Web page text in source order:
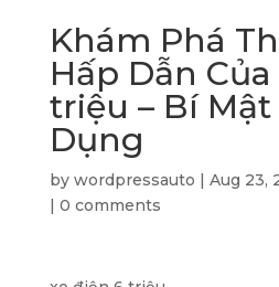
Khám Phá
Hấp Dẫn
triệu – Bí Mật
Dụng
by wordpressauto | Aug 23,
| 0 comments